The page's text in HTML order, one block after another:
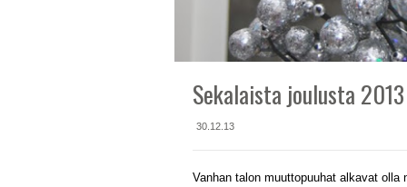
Sekalaista joulusta 2013
30.12.13
Vanhan talon muuttopuuhat alkavat